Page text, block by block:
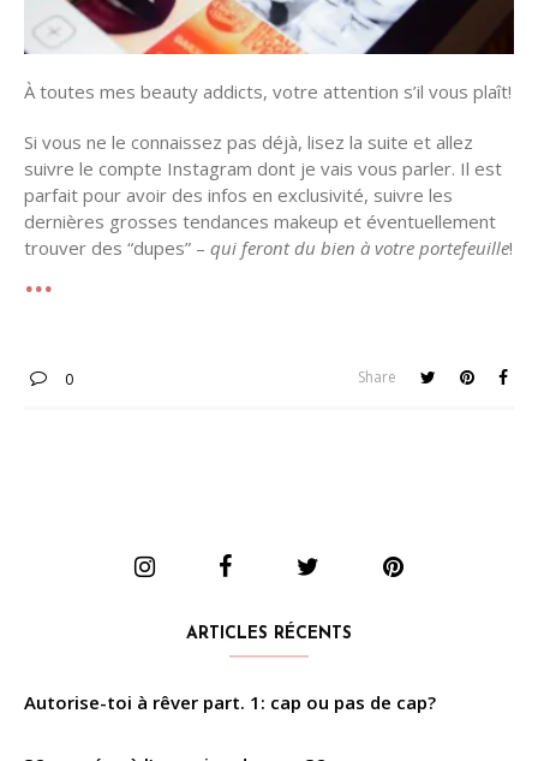
À toutes mes beauty addicts, votre attention s’il vous plaît!
Si vous ne le connaissez pas déjà, lisez la suite et allez
suivre le compte Instagram dont je vais vous parler. Il est
parfait pour avoir des infos en exclusivité, suivre les
dernières grosses tendances makeup et éventuellement
trouver des “dupes” – qui feront du bien à votre portefeuille!
0 Share
ARTICLES RÉCENTS
Autorise-toi à rêver part. 1: cap ou pas de cap?